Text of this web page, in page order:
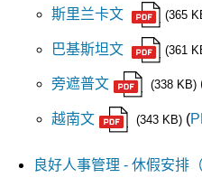
斯里兰卡文 (365
巴基斯坦文 (361
旁遮普文 (338 KB)
越南文 (343 KB) (
良好人事管理 - 休假安排（